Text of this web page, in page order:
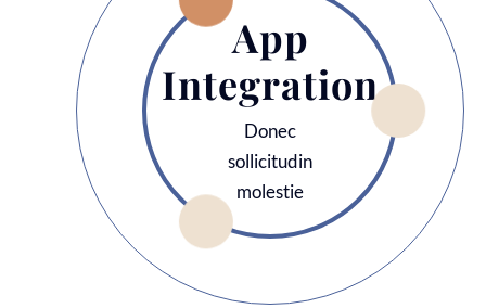
App
Integration
Donec
sollicitudin
molestie